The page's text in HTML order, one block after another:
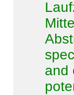
and